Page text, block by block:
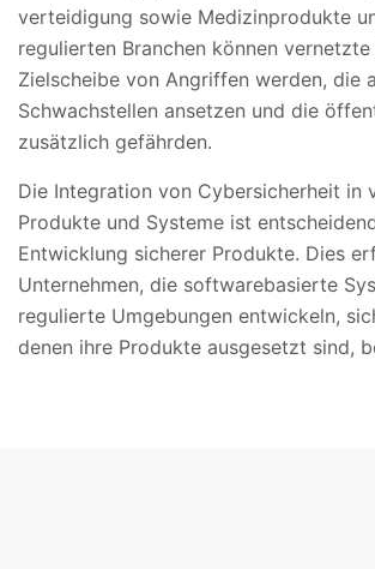
verteidigung sowie Medizinprodukte
regulierten Branchen können
Zielscheibe von Angriffen werden, die
Schwachstellen ansetzen und die
zusätzlich gefährden.
Die Integration von Cybersicherheit in
Produkte und Systeme ist
Entwicklung sicherer Produkte. Dies
Unternehmen, die softwarebasierte
regulierte Umgebungen entwickeln,
denen ihre Produkte ausgesetzt sind,